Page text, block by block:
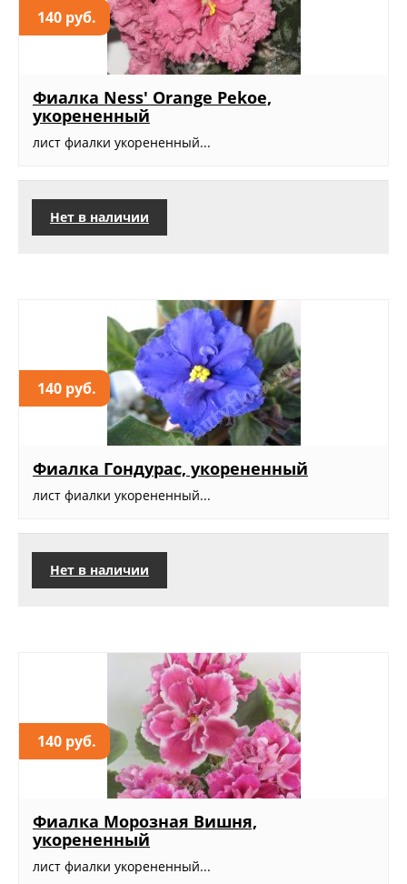
140 руб.
Фиалка Ness' Orange Pekoe,
укорененный
лист фиалки укорененный...
Нет в наличии
140 руб.
Фиалка Гондурас, укорененный
лист фиалки укорененный...
Нет в наличии
140 руб.
Фиалка Морозная Вишня,
укорененный
лист фиалки укорененный...